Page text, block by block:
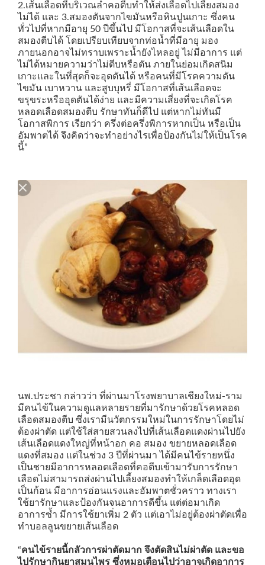
2.เส้นเลือดที่บริเวณลำคอตีบทำให้ส่งเลือดไปเลี้ยงสมอง
ไม่ได้ และ 3.สมองตันจากไขมันหรือหินปูนเกาะ ซึ่งคน
ทั่วไปที่หากมีอายุ 50 ปีขึ้นไป มีโอกาสที่จะเส้นเลือดใน
สมองตีบได้ โดยเปรียบเทียบจากท่อน้ำที่มีอายุ มอง
ภายนอกอาจไม่ทราบเพราะน้ำยังไหลอยู่ ไม่มีอาการ แต่
ไม่ได้หมายความว่าไม่ตีบหรือตัน ภายในย่อมเกิดสนิม
เกาะและในที่สุดก็จะอุดตันได้ หรือคนที่มีโรคความดัน
ไขมัน เบาหวาน และสูบบุหรี่ มีโอกาสที่เส้นเลือดจะ
ขรุขระหรืออุดตันได้ง่าย และมีความเสี่ยงที่จะเกิดโรค
หลอดเลือดสมองตีบ รักษาทันก็ดีไป แต่หากไม่ทันมี
โอกาสพิการ เรียกว่า ครึ่งต่อครึ่งพิการหากเป็น หรือเป็น
อัมพาตได้ จึงคิดว่าจะทำอย่างไรเพื่อป้องกันไม่ให้เป็นโรค
นี้”
นพ.ประชา กล่าวว่า ที่ผ่านมาโรงพยาบาลเชียงใหม่-ราม
มีคนไข้ในความดูแลหลายรายที่มารักษาด้วยโรคหลอด
เลือดสมองตีบ ซึ่งเรามีนวัตกรรมใหม่ในการรักษาโดยไม่
ต้องผ่าตัด แต่ใช้ใส่สายสวนลงไปที่เส้นเลือดแดงผ่านไปยัง
เส้นเลือดแดงใหญ่ที่หน้าอก คอ สมอง ขยายหลอดเลือด
แดงที่สมอง แต่ในช่วง 3 ปีที่ผ่านมา ได้มีคนไข้รายหนึ่ง
เป็นชายมีอาการหลอดเลือดที่คอตีบเข้ามารับการรักษา
เลือดไม่สามารถส่งผ่านไปเลี้ยงสมองทำให้เกล็ดเลือดอุด
เป็นก้อน มีอาการอ่อนแรงและอัมพาตชั่วคราว ทางเรา
ใช้ยารักษาและป้องกันจนอาการดีขึ้น แต่ต่อมาเกิด
อาการซ้ำ มีการใช้ยาเพิ่ม 2 ตัว แต่เอาไม่อยู่ต้องผ่าตัดเพื่อ
ทำบอลลูนขยายเส้นเลือด
“คนไข้รายนี้กลัวการผ่าตัดมาก จึงตัดสินไม่ผ่าตัด และขอ
ไปรักษากินยาสมุนไพร ซึ่งหมอเตือนไปว่าอาจเกิดอาการ